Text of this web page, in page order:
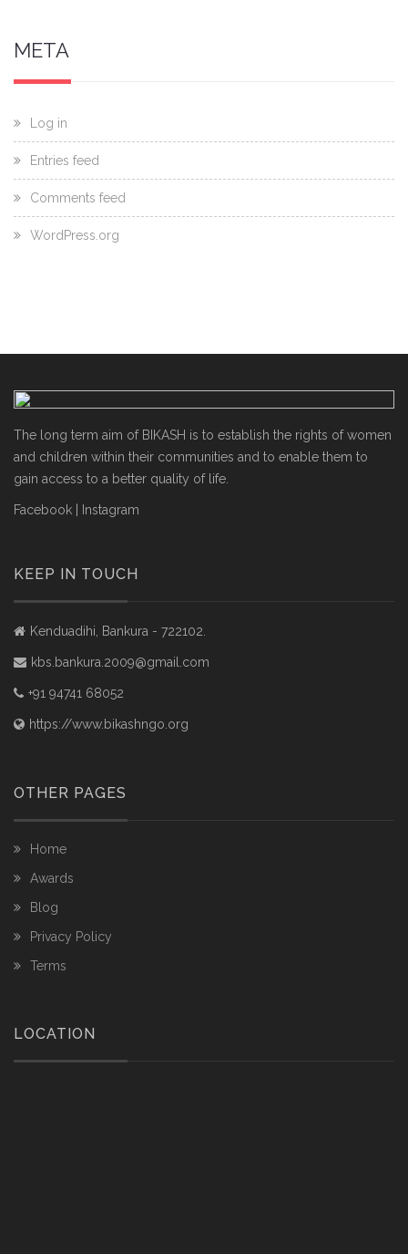
META
Log in
Entries feed
Comments feed
WordPress.org
The long term aim of BIKASH is to establish the rights of women
and children within their communities and to enable them to
gain access to a better quality of life.
Facebook Instagram
KEEP IN TOUCH
Kenduadihi, Bankura - 722102.
kbs.bankura.2009@gmail.com
+91 94741 68052
https://www.bikashngo.org
OTHER PAGES
Home
Awards
Blog
Privacy Policy
Terms
LOCATION